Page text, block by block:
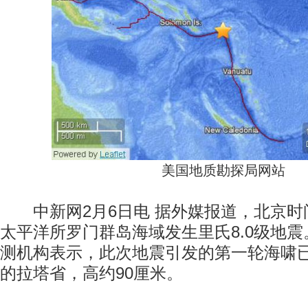
美国地质勘探局网站
中新网2月6日电 据外媒报道，北京时
太平洋所罗门群岛海域发生里氏8.0级地
测机构表示，此次地震引发的第一轮海啸
的拉塔省，高约90厘米。